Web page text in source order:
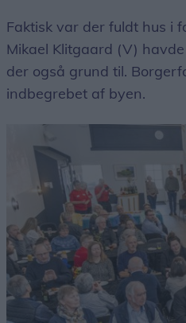
Faktisk var der fuldt hus i
Mikael Klitgaard (V)
der også grund til.
indbegrebet af byen.